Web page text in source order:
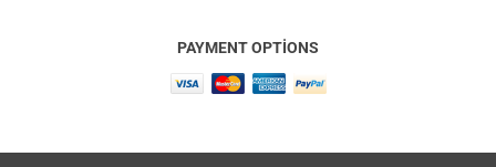
PAYMENT OPTIONS